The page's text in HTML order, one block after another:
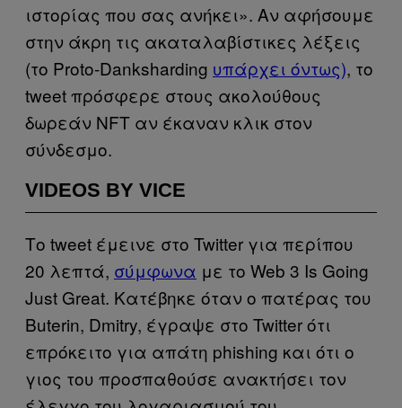
ιστορίας που σας ανήκει». Αν αφήσουμε
στην άκρη τις ακαταλαβίστικες λέξεις
(το Proto-Danksharding υπάρχει όντως), το
tweet πρόσφερε στους ακολούθους
δωρεάν NFT αν έκαναν κλικ στον
σύνδεσμο.
VIDEOS BY VICE
Το tweet έμεινε στο Twitter για περίπου
20 λεπτά, σύμφωνα με το Web 3 Is Going
Just Great. Κατέβηκε όταν ο πατέρας του
Buterin, Dmitry, έγραψε στο Twitter ότι
επρόκειτο για απάτη phishing και ότι ο
γιος του προσπαθούσε ανακτήσει τον